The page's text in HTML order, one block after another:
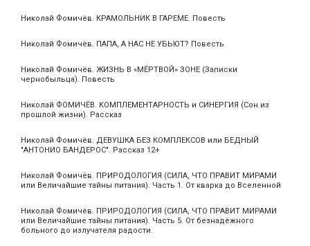
Николай Фомичёв. КРАМОЛЬНИК В ГАРЕМЕ. Повесть
Николай Фомичёв. ПАПА, А НАС НЕ УБЬЮТ? Повесть
Николай Фомичёв. ЖИЗНЬ В «МЁРТВОЙ» ЗОНЕ (Записки
чернобыльца). Повесть
Николай ФОМИЧЁВ. КОМПЛЕМЕНТАРНОСТЬ и СИНЕРГИЯ (Сон из
прошлой жизни). Рассказ
Николай Фомичёв. ДЕВУШКА БЕЗ КОМПЛЕКСОВ или БЕДНЫЙ
"АНТОНИО БАНДЕРОС". Рассказ 12+
Николай Фомичёв. ПРИРОДОЛОГИЯ (СИЛА, ЧТО ПРАВИТ МИРАМИ
или Величайшие тайны питания). Часть 1. От кварка до Вселенной
Николай Фомичёв. ПРИРОДОЛОГИЯ (СИЛА, ЧТО ПРАВИТ МИРАМИ
или Величайшие тайны питания). Часть 5. От безнадёжного
больного до излучателя радости.